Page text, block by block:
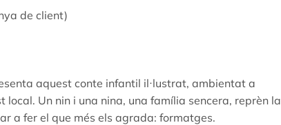
de client)
aquest conte infantil il·lustrat, ambientat a
local. Un nin i una nina, una família sencera, reprèn la
a fer el que més els agrada: formatges.